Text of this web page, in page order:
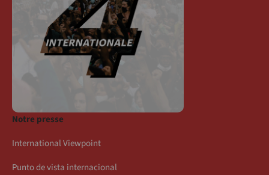
Notre presse
International Viewpoint
Punto de vista internacional